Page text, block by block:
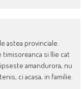
astea provinciale.
timisoreanca si Ilie cat
amandurora, nu
ci acasa, in familie.